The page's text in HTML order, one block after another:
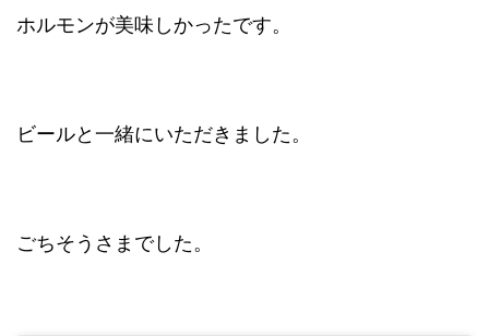
ホルモンが美味しかったです。
ビールと一緒にいただきました。
ごちそうさまでした。